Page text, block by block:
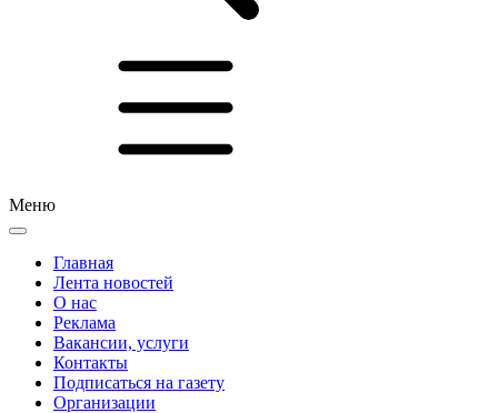
Меню
Главная
Лента новостей
О нас
Реклама
Вакансии, услуги
Контакты
Подписаться на газету
Организации